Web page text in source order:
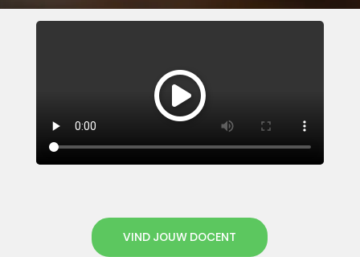
VIND JOUW DOCENT